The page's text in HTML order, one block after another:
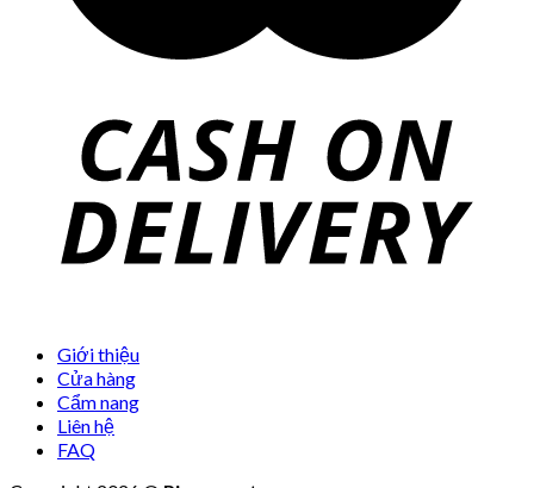
Giới thiệu
Cửa hàng
Cẩm nang
Liên hệ
FAQ